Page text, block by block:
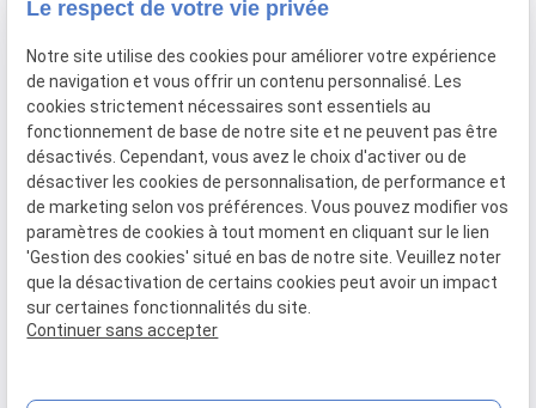
Mon cabinet vous est
uniquement sur
rendez-vous
Mentions légales
Politique de confidentialité
Plan du site
Gestion des cookies
SIRET :
Le respect de votre vie privée
Notre site utilise des cookies pour améliorer votre expérience
de navigation et vous offrir un contenu personnalisé. Les
cookies strictement nécessaires sont essentiels au
fonctionnement de base de notre site et ne peuvent pas être
désactivés. Cependant, vous avez le choix d'activer ou de
désactiver les cookies de personnalisation, de performance et
de marketing selon vos préférences. Vous pouvez modifier vos
paramètres de cookies à tout moment en cliquant sur le lien
'Gestion des cookies' situé en bas de notre site. Veuillez noter
que la désactivation de certains cookies peut avoir un impact
sur certaines fonctionnalités du site.
Continuer sans accepter